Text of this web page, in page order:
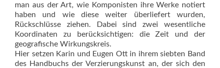
man aus der Art, wie Komponisten ihre Werke notiert
haben und wie diese weiter überliefert wurden,
Rückschlüsse ziehen. Dabei sind zwei wesentliche
Koordinaten zu berücksichtigen: die Zeit und der
geografische Wirkungskreis.
Hier setzen Karin und Eugen Ott in ihrem siebten Band
des Handbuchs der Verzierungskunst an, der sich den